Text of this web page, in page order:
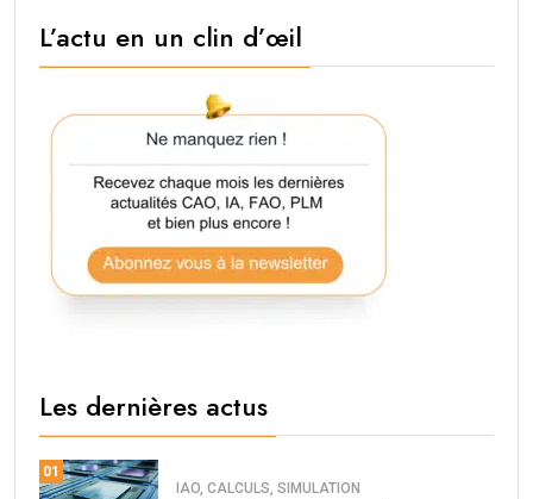
L’actu en un clin d’œil
Les dernières actus
01
IAO, CALCULS, SIMULATION